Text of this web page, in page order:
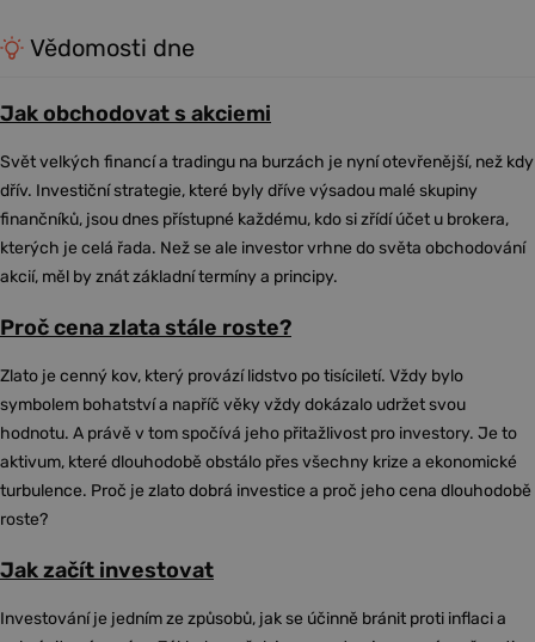
Vědomosti dne
Jak obchodovat s akciemi
Svět velkých financí a tradingu na burzách je nyní otevřenější, než kdy
dřív. Investiční strategie, které byly dříve výsadou malé skupiny
finančníků, jsou dnes přístupné každému, kdo si zřídí účet u brokera,
kterých je celá řada. Než se ale investor vrhne do světa obchodování
akcií, měl by znát základní termíny a principy.
Proč cena zlata stále roste?
Zlato je cenný kov, který provází lidstvo po tisíciletí. Vždy bylo
symbolem bohatství a napříč věky vždy dokázalo udržet svou
hodnotu. A právě v tom spočívá jeho přitažlivost pro investory. Je to
aktivum, které dlouhodobě obstálo přes všechny krize a ekonomické
turbulence. Proč je zlato dobrá investice a proč jeho cena dlouhodobě
roste?
Jak začít investovat
Investování je jedním ze způsobů, jak se účinně bránit proti inflaci a